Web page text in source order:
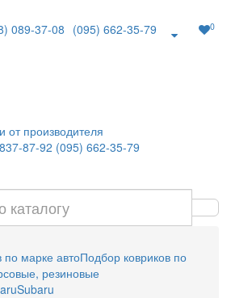
089-37-08 (095) 662-35-79 0
от производителя
87-92 (095) 662-35-79
по марке автоПодбор ковриков по
резиновые
Subaru